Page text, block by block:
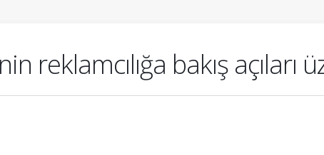
reklamcılığa bakış açıları